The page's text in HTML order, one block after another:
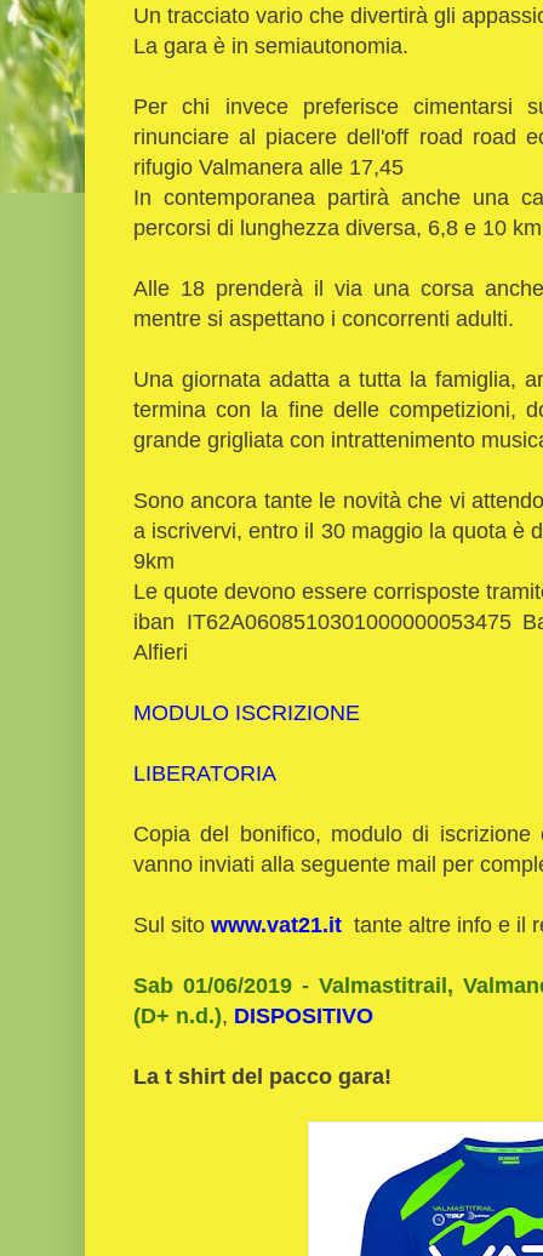
Un tracciato vario che divertirà gli
La gara è in semiautonomia.
Per chi invece preferisce cimentarsi
rinunciare al piacere dell'off road road
rifugio Valmanera alle 17,45
In contemporanea partirà anche una
percorsi di lunghezza diversa, 6,8 e 10
Alle 18 prenderà il via una corsa
mentre si aspettano i concorrenti adulti.
Una giornata adatta a tutta la famiglia,
termina con la fine delle competizioni,
grande grigliata con intrattenimento
Sono ancora tante le novità che vi
a iscrivervi, entro il 30 maggio la quota è
9km
Le quote devono essere corrisposte
iban IT62A0608510301000000053475
Alfieri
MODULO ISCRIZIONE
LIBERATORIA
Copia del bonifico, modulo di iscrizione
vanno inviati alla seguente mail per
Sul sito www.vat21.it tante altre info e il
Sab 01/06/2019 - Valmastitrail,
(D+ n.d.), DISPOSITIVO
La t shirt del pacco gara!